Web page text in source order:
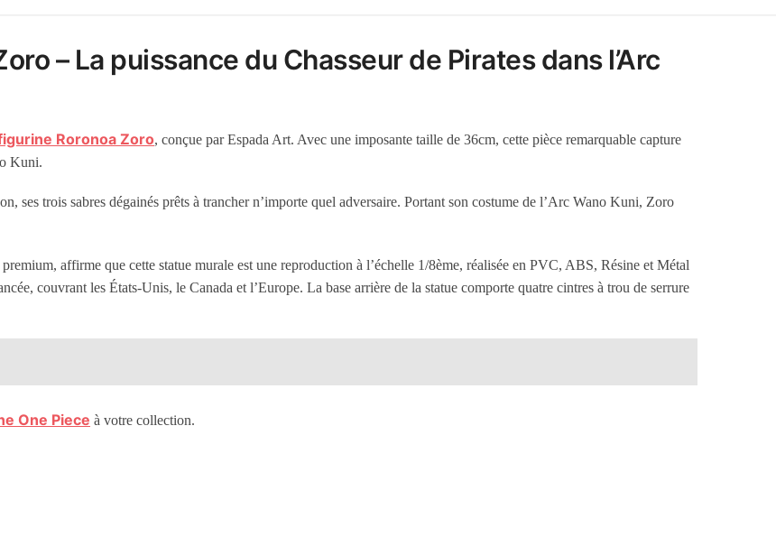
– La puissance du Chasseur de Pirates dans l’Arc
Roronoa Zoro, conçue par Espada Art. Avec une imposante taille de 36cm, cette pièce remarquable capture
Kuni.
ses trois sabres dégainés prêts à trancher n’importe quel adversaire. Portant son costume de l’Arc Wano Kuni, Zoro
affirme que cette statue murale est une reproduction à l’échelle 1/8ème, réalisée en PVC, ABS, Résine et Métal
couvrant les États-Unis, le Canada et l’Europe. La base arrière de la statue comporte quatre cintres à trou de serrure
One Piece à votre collection.